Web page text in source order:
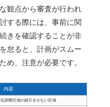
観点から審査が行われ
する際には、事前に関
きを確認することが非
怠ると、計画がスムー
め、注意が必要です。
内容
調整区域の線引きがない区域